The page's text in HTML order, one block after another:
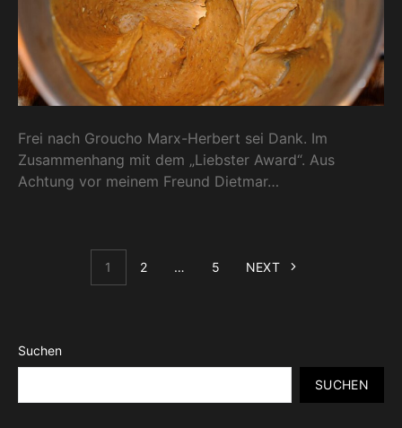
Frei nach Groucho Marx-Herbert sei Dank. Im
Zusammenhang mit dem „Liebster Award“. Aus
Achtung vor meinem Freund Dietmar…
1 2 … 5 NEXT
Suchen
SUCHEN